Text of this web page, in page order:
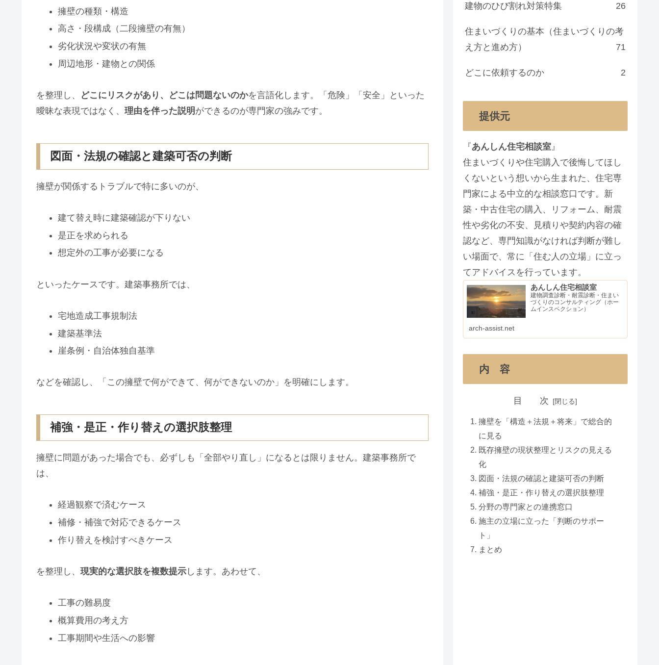
擁壁の種類・構造
高さ・段構成（二段擁壁の有無）
劣化状況や変状の有無
周辺地形・建物との関係
を整理し、 どこにリスクがあり、どこは問題ないのかを言語化します。「危険」「安全」といった
曖昧な表現ではなく、 理由を伴った説明 ができるのが専門家の強みです。
図面・法規の確認と建築可否の判断
擁壁が関係するトラブルで特に多いのが、
建て替え時に建築確認が下りない
是正を求められる
想定外の工事が必要になる
といったケースです。建築事務所では、
宅地造成工事規制法
建築基準法
崖条例・自治体独自基準
などを確認し、「この擁壁で何ができて、何ができないのか」を明確にします。
補強・是正・作り替えの選択肢整理
擁壁に問題があった場合でも、必ずしも「全部やり直し」になるとは限りません。建築事務所で
は、
経過観察で済むケース
補修・補強で対応できるケース
作り替えを検討すべきケース
を整理し、 現実的な選択肢を複数提示 します。あわせて、
工事の難易度
概算費用の考え方
工事期間や生活への影響
建物のひび割れ対策特集 26
住まいづくりの基本（住まいづくりの考
え方と進め方）
71
どこに依頼するのか 2
提供元
『あんしん住宅相談室』
住まいづくりや住宅購入で後悔してほし
くないという想いから生まれた、住宅専
門家による中立的な相談窓口です。新
築・中古住宅の購入、リフォーム、耐震
性や劣化の不安、見積りや契約内容の確
認など、専門知識がなければ判断が難し
い場面で、常に「住む人の立場」に立っ
てアドバイスを行っています。
あんしん住宅相談室
建物調査診断・耐震診断・住まい
づくりのコンサルティング（ホー
ムインスペクション）
arch-assist.net
内 容
目 次
擁壁を「構造＋法規＋将来」で総合的
に見る
既存擁壁の現状整理とリスクの見える
化
図面・法規の確認と建築可否の判断
補強・是正・作り替えの選択肢整理
分野の専門家との連携窓口
施主の立場に立った「判断のサポー
ト」
まとめ